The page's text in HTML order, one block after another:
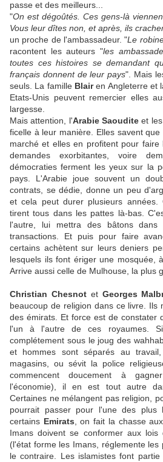
passe et des meilleurs...
"On est dégoûtés. Ces gens-là
Vous leur dîtes non, et après, ils
un proche de l'ambassadeur. "Le
racontent les auteurs "les
toutes ces histoires se demandant
français donnent de leur pays". Mais
seuls. La famille Blairen Angleterre et
Etats-Unis peuvent remercier elles
largesse.
Mais attention, l'Arabie Saouditeet les
ficelle à leur manière. Elles savent
marché et elles en profitent pour
demandes exorbitantes, voire
démocraties ferment les yeux sur la
pays. L'Arabie joue souvent un
contrats, se dédie, donne un peu
et cela peut durer plusieurs
tirent tous dans les pattes là-bas.
l'autre, lui mettra des bâtons dans
transactions. Et puis pour faire
certains achètent sur leurs deniers
lesquels ils font ériger une mosquée,
Arrive aussi celle de Mulhouse, la plus
Christian Chesnotet Georges
beaucoup de religion dans ce livre. Ils
des émirats. Et force est de constater
l'un à l'autre de ces royaumes.
complétement sous le joug des
et hommes sont séparés au
magasins, ou sévit la police
commencent doucement à
l'économie), il en est tout autre
Certaines ne mélangent pas religion,
pourrait passer pour l'une des plus
certains Emirats , on fait la chasse
Imans doivent se conformer aux
(l'état forme les Imans, réglemente les
le contraire. Les islamistes font